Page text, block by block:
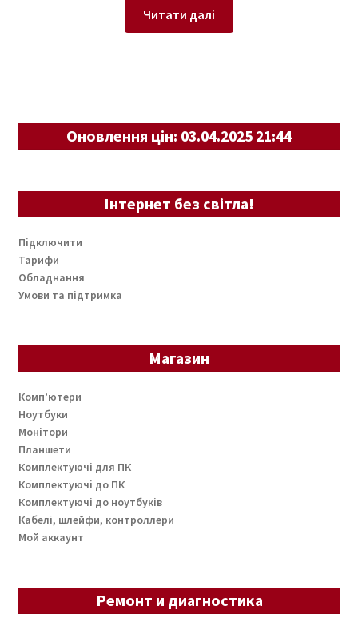
Читати далі
Оновлення цін: 03.04.2025 21:44
Інтернет без світла!
Підключити
Тарифи
Обладнання
Умови та підтримка
Магазин
Комп’ютери
Ноутбуки
Монітори
Планшети
Комплектуючі для ПК
Комплектуючі до ПК
Комплектуючі до ноутбуків
Кабелі, шлейфи, контроллери
Мой аккаунт
Ремонт и диагностика